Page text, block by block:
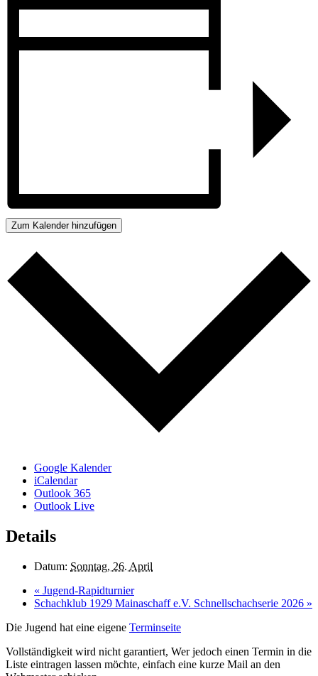
Zum Kalender hinzufügen
Google Kalender
iCalendar
Outlook 365
Outlook Live
Details
Datum: Sonntag, 26. April
« Jugend-Rapidturnier
Schachklub 1929 Mainaschaff e.V. Schnellschachserie 2026 »
Die Jugend hat eine eigene Terminseite
Vollständigkeit wird nicht garantiert, Wer jedoch einen Termin in die
Liste eintragen lassen möchte, einfach eine kurze Mail an den